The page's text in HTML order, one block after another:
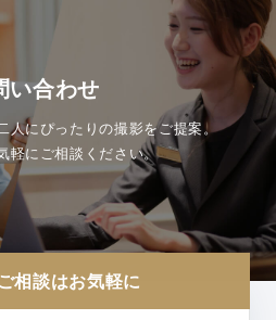
い合わせ
人にぴったりの撮影をご提案。
軽にご相談ください。
相談はお気軽に